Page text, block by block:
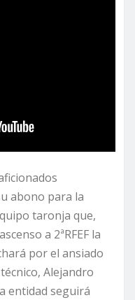
abono para la
taronja que,
a 2ªRFEF la
por el ansiado
Alejandro
entidad seguirá